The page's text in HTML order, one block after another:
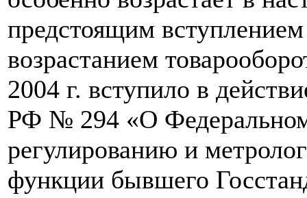
предстоящим
возрастанием
2004 г. вступило в
РФ № 294 «О Федеральном
регулированию и
функции бывшего